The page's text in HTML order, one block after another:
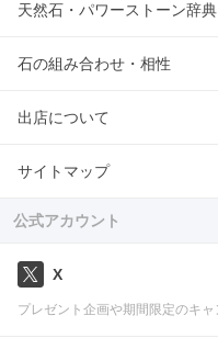
天然石・パワーストーン辞典
石の組み合わせ・相性
出店について
サイトマップ
公式アカウント
X
プレゼント企画や期間限定のキ